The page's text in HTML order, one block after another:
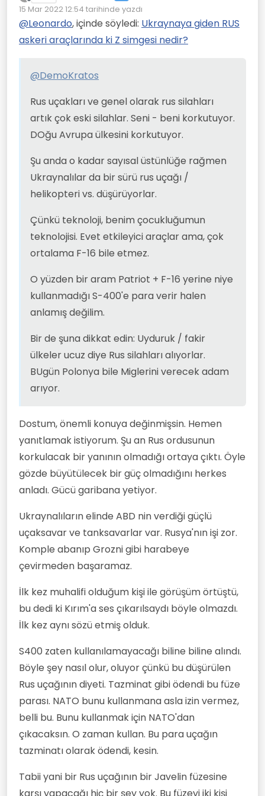
artık çok eski silahlar. Seni - beni korkutuyor.
DOğu Avrupa ülkesini korkutuyor.
Şu anda o kadar sayısal üstünlüğe rağmen
Ukraynalılar da bir sürü rus uçağı /
helikopteri vs. düşürüyorlar.
Çünkü teknoloji, benim çocukluğumun
kullanmadığı S-400'e para verir halen
ülkeler ucuz diye Rus silahları alıyorlar.
BUgün Polonya bile Miglerini verecek adam
arıyor.
Çevrimdışı
15 Mar 2022 12:54 tarihinde yazdı
Son düzenleyen:
@Leonardo, içinde söyledi: Ukraynaya giden RUS
askeri araçlarında ki Z simgesi nedir?
@DemoKratos
Rus uçakları ve genel olarak rus silahları
artık çok eski silahlar. Seni - beni korkutuyor.
DOğu Avrupa ülkesini korkutuyor.
Şu anda o kadar sayısal üstünlüğe rağmen
Ukraynalılar da bir sürü rus uçağı /
helikopteri vs. düşürüyorlar.
Çünkü teknoloji, benim çocukluğumun
teknolojisi. Evet etkileyici araçlar ama, çok
ortalama F-16 bile etmez.
O yüzden bir aram Patriot + F-16 yerine niye
kullanmadığı S-400'e para verir halen
anlamış değilim.
Bir de şuna dikkat edin: Uyduruk / fakir
ülkeler ucuz diye Rus silahları alıyorlar.
BUgün Polonya bile Miglerini verecek adam
arıyor.
Dostum, önemli konuya değinmişsin. Hemen
yanıtlamak istiyorum. Şu an Rus ordusunun
korkulacak bir yanının olmadığı ortaya çıktı. Öyle
gözde büyütülecek bir güç olmadığını herkes
anladı. Gücü garibana yetiyor.
Ukraynalıların elinde ABD nin verdiği güçlü
uçaksavar ve tanksavarlar var. Rusya'nın işi zor.
Komple abanıp Grozni gibi harabeye
çevirmeden başaramaz.
İlk kez muhalifi olduğum kişi ile görüşüm örtüştü,
bu dedi ki Kırım'a ses çıkarılsaydı böyle olmazdı.
İlk kez aynı sözü etmiş olduk.
S400 zaten kullanılamayacağı biline biline alındı.
Böyle şey nasıl olur, oluyor çünkü bu düşürülen
Rus uçağının diyeti. Tazminat gibi ödendi bu füze
parası. NATO bunu kullanmana asla izin vermez,
belli bu. Bunu kullanmak için NATO'dan
çıkacaksın. O zaman kullan. Bu para uçağın
tazminatı olarak ödendi, kesin.
Tabii yani bir Rus uçağının bir Javelin füzesine